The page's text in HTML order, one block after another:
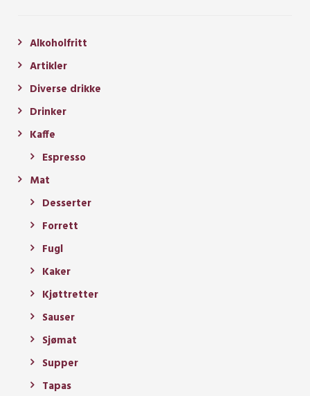
Alkoholfritt
Artikler
Diverse drikke
Drinker
Kaffe
Espresso
Mat
Desserter
Forrett
Fugl
Kaker
Kjøttretter
Sauser
Sjømat
Supper
Tapas